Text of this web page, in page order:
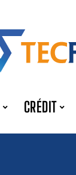
CRÉDIT